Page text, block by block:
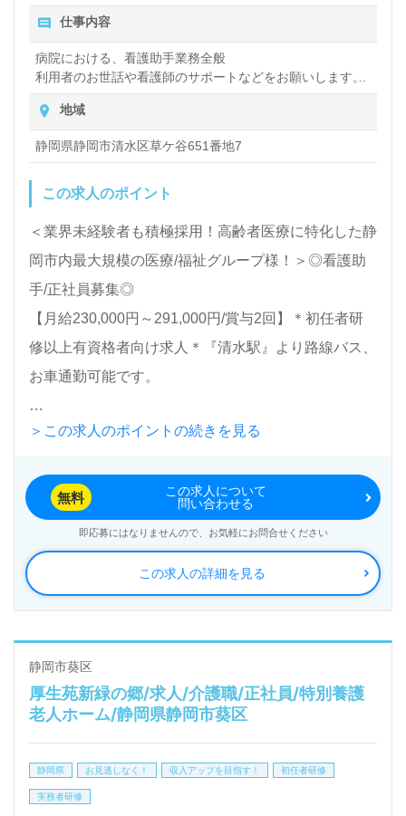
仕事内容
病院における、看護助手業務全般
利用者のお世話や看護師のサポートなどをお願いします。
地域
静岡県静岡市清水区草ケ谷651番地7
この求人のポイント
＜業界未経験者も積極採用！高齢者医療に特化した静
岡市内最大規模の医療/福祉グループ様！＞◎看護助
手/正社員募集◎
【月給230,000円～291,000円/賞与2回】＊初任者研
修以上有資格者向け求人＊『清水駅』より路線バス、
お車通勤可能です。
総病床数401床（一般病床、療養病床、精神病床、感
院、介護老人保健施設、有料老人ホーム、グループホ
ーム、デイケアセンター、訪問リハビリステーション
事業を展開されています。
◎院内保育所完備、完全週休2日制、夏季2日間/年末
年始休暇5日間！職員様が働きやすい環境整備の事業
所様！◎
看護助手や介護職経験のある方をお迎えします。病院
での勤務経験は問いません。多職種の職員様同士のチ
きやすい3交代勤務シフトもうれしいポイント！『患
＞この求人のポイントの続きを見る
この求人の詳細を見る
無料
この求人について
問い合わせる
即応募にはなりませんので、お気軽にお問合せください
静岡市葵区
厚生苑新緑の郷/求人/介護職/正社員/特別養護
老人ホーム/静岡県静岡市葵区
静岡県 お見逃しなく！ 収入アップを目指す！ 初任者研修
実務者研修